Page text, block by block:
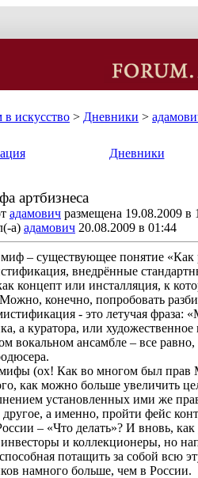
искусство > Дневники >
Дневники
артбизнеса
адамович размещена 19.08.2009 в
а) адамович 20.08.2009 в 01:44
– существующее понятие «Как
внедрённые
концепт или инсталляция, к
конечно, попробовать
- это летучая фраза:
а куратора, или
вокальном ансамбле – все
(ох! Как во многом был прав
как можно больше увеличить
установленных ими же
а именно, пройти фейс
– «Что делать»? И вновь,
и коллекционеры, но
потащить за собой всю
намного больше, чем в России.